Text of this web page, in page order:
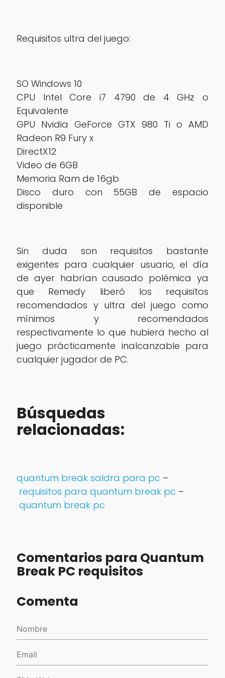
Requisitos ultra del juego:
SO Windows 10
CPU Intel Core i7 4790 de 4 GHz o
Equivalente
GPU Nvidia GeForce GTX 980 Ti o AMD
Radeon R9 Fury x
DirectX12
Video de 6GB
Memoria Ram de 16gb
Disco duro con 55GB de espacio
disponible
Sin duda son requisitos bastante
exigentes para cualquier usuario, el día
de ayer habrían causado polémica ya
que Remedy liberó los requisitos
recomendados y ultra del juego como
mínimos y recomendados
respectivamente lo que hubiera hecho al
juego prácticamente inalcanzable para
cualquier jugador de PC.
Búsquedas
relacionadas:
quantum break saldra para pc –
requisitos para quantum break pc –
quantum break pc
Comentarios para Quantum
Break PC requisitos
Comenta